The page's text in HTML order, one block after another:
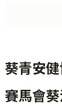
葵青安
賽馬會